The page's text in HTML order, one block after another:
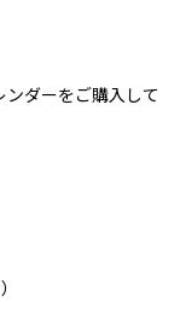
ンダーをご購入して